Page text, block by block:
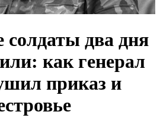
два дня
как генерал
приказ и